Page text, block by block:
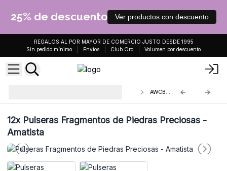
25% de descuento Ver productos con descuento
REGALOS AL POR MAYOR DE COMERCIO JUSTO DESDE 1995
Sin pedido mínimo
Envíos Club Oro Volumen por descuento
AWCB-01
12xPulseras Fragmentos de Piedras Preciosas -
Amatista